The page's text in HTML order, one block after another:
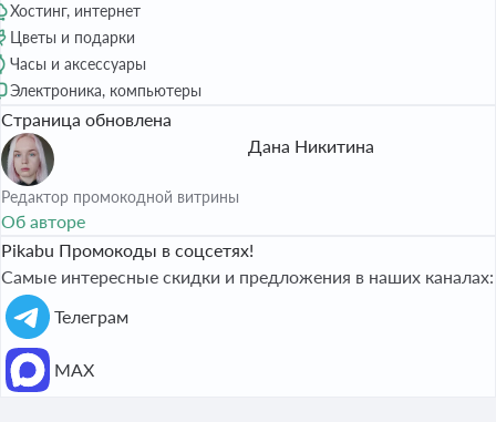
Хостинг, интернет
Цветы и подарки
Часы и аксессуары
Электроника, компьютеры
Страница обновлена
Дана Никитина
Редактор промокодной витрины
Об авторе
Pikabu Промокоды в соцсетях!
Самые интересные скидки и предложения в наших каналах:
Телеграм
МАХ